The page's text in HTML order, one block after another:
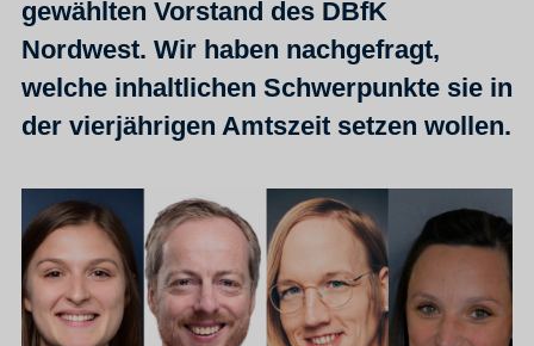
gewählten Vorstand des DBfK
Nordwest. Wir haben nachgefragt,
welche inhaltlichen Schwerpunkte sie in
der vierjährigen Amtszeit setzen wollen.